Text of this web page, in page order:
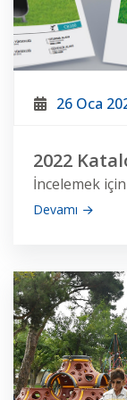
26 Oca
2022
İncelemek için
Devamı